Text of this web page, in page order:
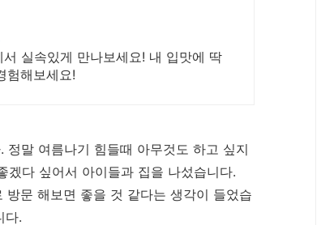
실속있게 만나보세요! 내 입맛에 딱
험해보세요!
말 여름나기 힘들때 아무것도 하고 싶지
다 싶어서 아이들과 집을 나섰습니다.
문 해보면 좋을 것 같다는 생각이 들었습
다.